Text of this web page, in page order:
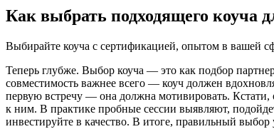
Как выбрать подходящего коуча
Выбирайте коуча с сертификацией, опытом в вашей
Теперь глубже. Выбор коуча — это как подбор
совместимость важнее всего — коуч должен
первую встречу — она должна мотивировать. Кстати,
к ним. В практике пробные сессии выявляют,
инвестируйте в качество. В итоге, правильный выбор